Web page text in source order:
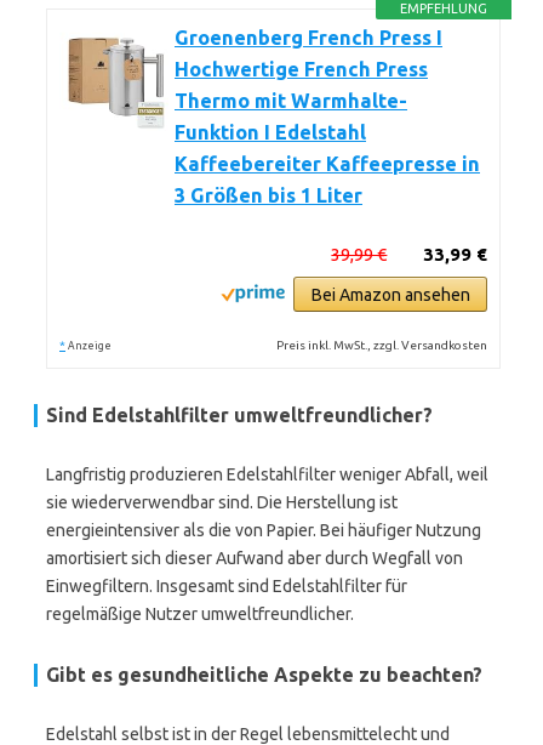
EMPFEHLUNG
Groenenberg French Press I
Hochwertige French Press
Thermo mit Warmhalte-
Funktion I Edelstahl
Kaffeebereiter Kaffeepresse in
3 Größen bis 1 Liter
33,99 €
39,99 €
Bei Amazon ansehen
* Anzeige Preis inkl. MwSt., zzgl. Versandkosten
Sind Edelstahlfilter umweltfreundlicher?
Langfristig produzieren Edelstahlfilter weniger Abfall, weil
sie wiederverwendbar sind. Die Herstellung ist
energieintensiver als die von Papier. Bei häufiger Nutzung
amortisiert sich dieser Aufwand aber durch Wegfall von
Einwegfiltern. Insgesamt sind Edelstahlfilter für
regelmäßige Nutzer umweltfreundlicher.
Gibt es gesundheitliche Aspekte zu beachten?
Edelstahl selbst ist in der Regel lebensmittelecht und